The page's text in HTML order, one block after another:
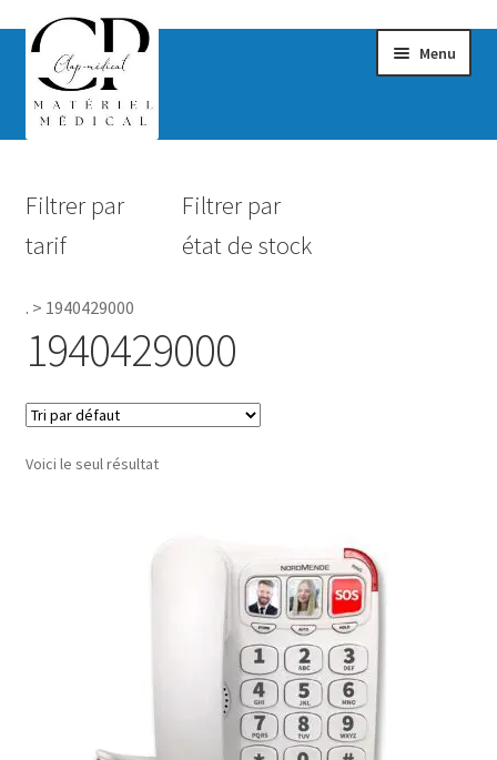
Menu
Hygiène
Accessoires Salle de bain
Filtrer par
tarif
Filtrer par
état de stock
. > 1940429000
1940429000
Voici le seul résultat